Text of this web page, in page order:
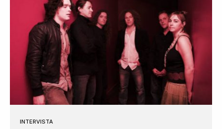
INTERVISTA